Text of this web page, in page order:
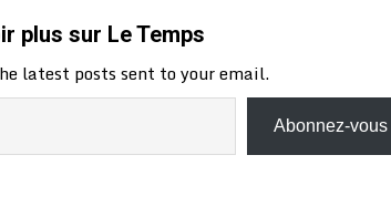
plus sur Le Temps
latest posts sent to your email.
Abonnez-vous